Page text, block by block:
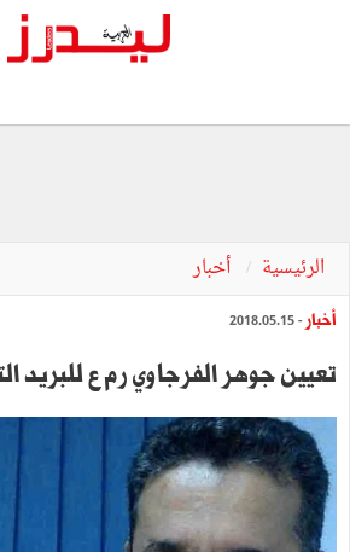
الرئيسية أخبار
أخبار - 2018.05.15
تعيين جوهر الفرجاوي رم ع للبريد